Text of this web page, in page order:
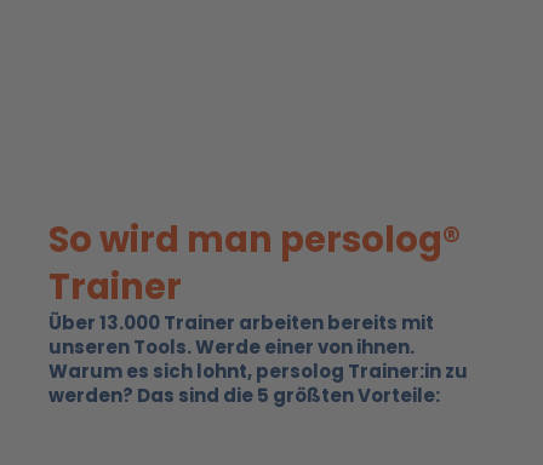
So wird man persolog®
Trainer
Über 13.000 Trainer arbeiten bereits mit
unseren Tools. Werde einer von ihnen.
Warum es sich lohnt, persolog Trainer:in zu
werden? Das sind die 5 größten Vorteile: